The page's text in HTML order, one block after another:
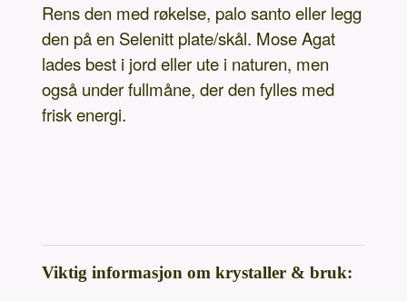
Rens den med røkelse, palo santo eller legg
den på en Selenitt plate/skål. Mose Agat
lades best i jord eller ute i naturen, men
også under fullmåne, der den fylles med
frisk energi.
Viktig informasjon om krystaller & bruk: